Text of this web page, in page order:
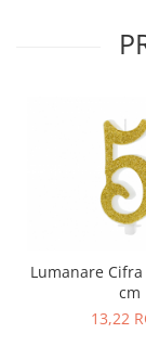
Lumanare
cm
13,22